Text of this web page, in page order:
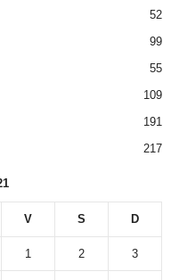
52
99
55
109
191
217
V S D
1 2 3